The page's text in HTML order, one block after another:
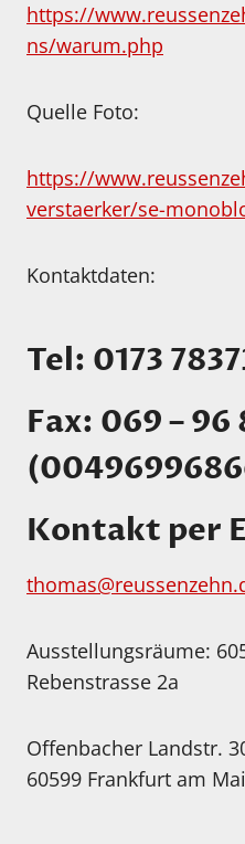
https://
ns/warum.php
Quelle Foto:
https://
verstaerker/se-
Kontaktdaten:
Tel: 0173
Fax: 069 – 96
Kontakt per
Ausstellungsräume:
Rebenstrasse 2a
Offenbacher Landstr.
60599 Frankfurt am